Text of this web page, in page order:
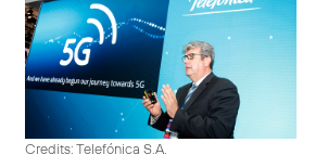
Credits: Telefónica S.A.